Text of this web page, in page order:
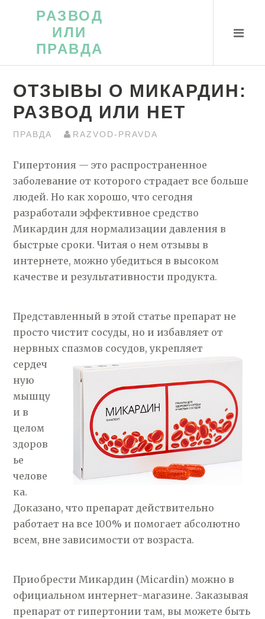
РАЗВОД
ИЛИ
ПРАВДА
ОТЗЫВЫ О МИКАРДИН:
РАЗВОД ИЛИ НЕТ
ПРАВДА RAZVOD-PRAVDA
Гипертония — это распространенное
заболевание от которого страдает все больше
людей. Но как хорошо, что сегодня
разработали эффективное средство
Микардин для нормализации давления в
быстрые сроки. Читая о нем отзывы в
интернете, можно убедиться в высоком
качестве и результативности продукта.
Представленный в этой статье препарат не
просто чистит сосуды, но и избавляет от
нервных спазмов сосудов, укрепляет
сердеч
ную
мышцу
и в
целом
здоров
ье
челове
ка.
Доказано, что препарат действительно
работает на все 100% и помогает абсолютно
всем, вне зависимости от возраста.
Приобрести Микардин (Micardin) можно в
официальном интернет-магазине. Заказывая
препарат от гипертонии там, вы можете быть